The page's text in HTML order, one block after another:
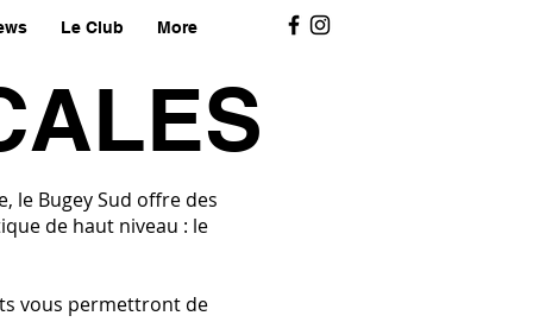
Le Club More
le Bugey Sud offre des
de haut niveau : le
vous permettront de